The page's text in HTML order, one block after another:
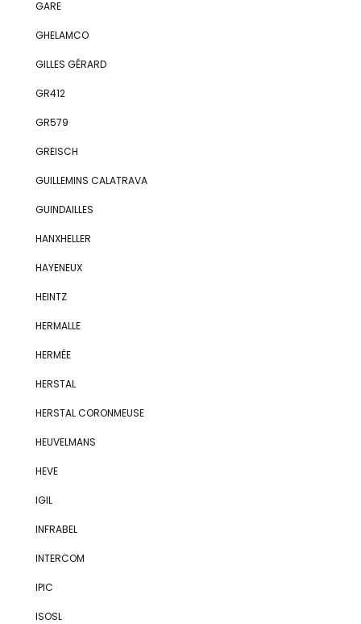
GARE
GHELAMCO
GILLES GÉRARD
GR412
GR579
GREISCH
GUILLEMINS CALATRAVA
GUINDAILLES
HANXHELLER
HAYENEUX
HEINTZ
HERMALLE
HERMÉE
HERSTAL
HERSTAL CORONMEUSE
HEUVELMANS
HEVE
IGIL
INFRABEL
INTERCOM
IPIC
ISOSL